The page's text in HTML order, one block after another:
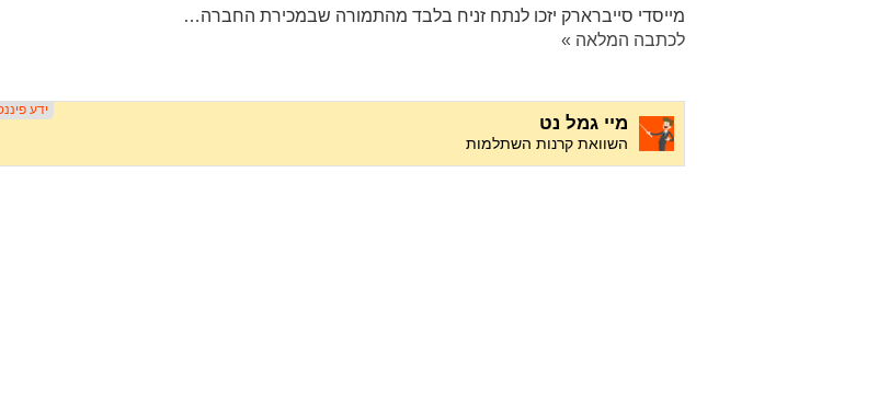
מייסדי סייברארק יזכו לנתח זניח בלבד מהתמורה שבמכירת החברה…
לכתבה המלאה »